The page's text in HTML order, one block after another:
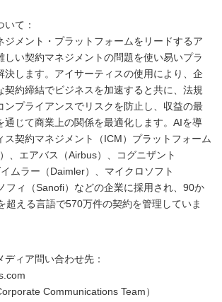
て：
ジメント・プラットフォームをリードするア
しい契約マネジメントの問題を使い易いプラ
決します。アイサーティスの使用により、企
契約締結でビジネスを加速すると共に、法規
ンプライアンスでリスクを防止し、収益の最
通じて商業上の関係を最適化します。AIを導
ス契約マネジメント（ICM）プラットフォーム
、エアバス（Airbus）、コグニザント
ムラー（Daimler）、マイクロソフト
フィ（Sanofi）などの企業に採用され、90か
超える言語で570万件の契約を管理していま
ィア問い合わせ先：
Communications Team）